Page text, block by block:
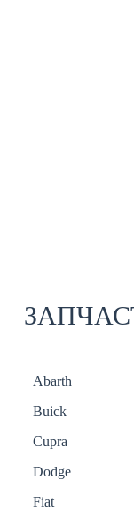
Abarth
Buick
Cupra
Dodge
Fiat